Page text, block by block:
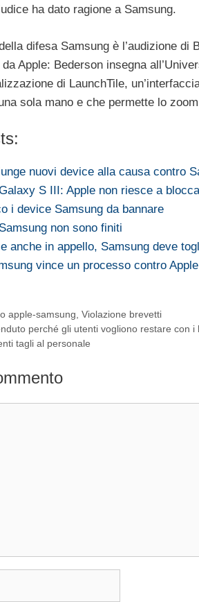
ha dato ragione a Samsung.
difesa Samsung è l’audizione di
Apple: Bederson insegna
di LaunchTile,
sola mano e che permette lo
nuovi device alla causa contro
S III: Apple non riesce a
i device Samsung da bannare
non sono finiti
anche in appello, Samsung deve
vince un processo contro Apple
apple-samsung ,Violazione brevetti
perché gli utenti vogliono restare con i
tagli al personale